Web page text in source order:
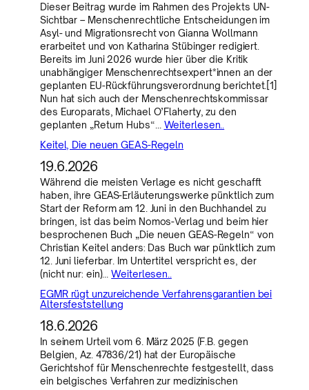
Dieser Beitrag wurde im Rahmen des Projekts UN-
Sichtbar – Menschenrechtliche Entscheidungen im
Asyl- und Migrationsrecht von Gianna Wollmann
erarbeitet und von Katharina Stübinger redigiert.
Bereits im Juni 2026 wurde hier über die Kritik
unabhängiger Menschenrechtsexpert*innen an der
geplanten EU-Rückführungsverordnung berichtet.[1]
Nun hat sich auch der Menschenrechtskommissar
des Europarats, Michael O’Flaherty, zu den
geplanten „Return Hubs“… Weiterlesen..
Keitel, Die neuen GEAS-Regeln
19.6.2026
Während die meisten Verlage es nicht geschafft
haben, ihre GEAS-Erläuterungswerke pünktlich zum
Start der Reform am 12. Juni in den Buchhandel zu
bringen, ist das beim Nomos-Verlag und beim hier
besprochenen Buch „Die neuen GEAS-Regeln“ von
Christian Keitel anders: Das Buch war pünktlich zum
12. Juni lieferbar. Im Untertitel verspricht es, der
(nicht nur: ein)…Weiterlesen..
EGMR rügt unzureichende Verfahrensgarantien bei
Altersfeststellung
18.6.2026
In seinem Urteil vom 6. März 2025 (F.B. gegen
Belgien, Az. 47836/21) hat der Europäische
Gerichtshof für Menschenrechte festgestellt, dass
ein belgisches Verfahren zur medizinischen